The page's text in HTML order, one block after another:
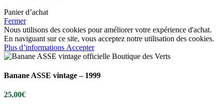
Panier d’achat
Fermer
Nous utilisons des cookies pour améliorer votre expérience d'achat.
En naviguant sur ce site, vous acceptez notre utilisation des cookies.
Plus d’informations Accepter
Banane ASSE vintage – 1999
25,00€